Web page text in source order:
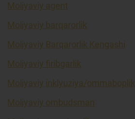
Moliyaviy agent
Moliyaviy barqarorlik
Moliyaviy Barqarorlik Kengashi
Moliyaviy firibgarlik
Moliyaviy inklyuziya/ommaboplik
Moliyaviy ombudsman